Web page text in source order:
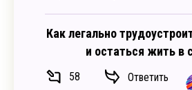
Как легально
и остаться жить в
58 Ответить